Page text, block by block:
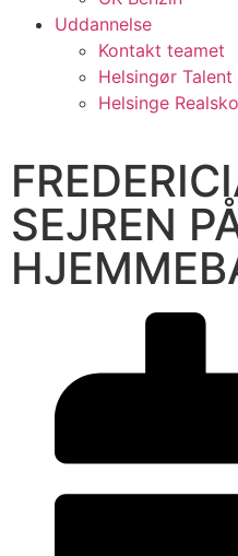
Uddannelse
Kontakt teamet
Helsingør Talent
Helsinge
SEJREN